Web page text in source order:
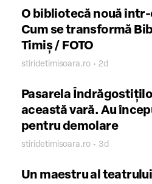
O bibliotecă nouă
Cum se transformă
Timiș / FOTO
stiridetimisoara.ro • 2d
Pasarela
această vară. Au
pentru demolare
stiridetimisoara.ro • 3d
Un maestru al